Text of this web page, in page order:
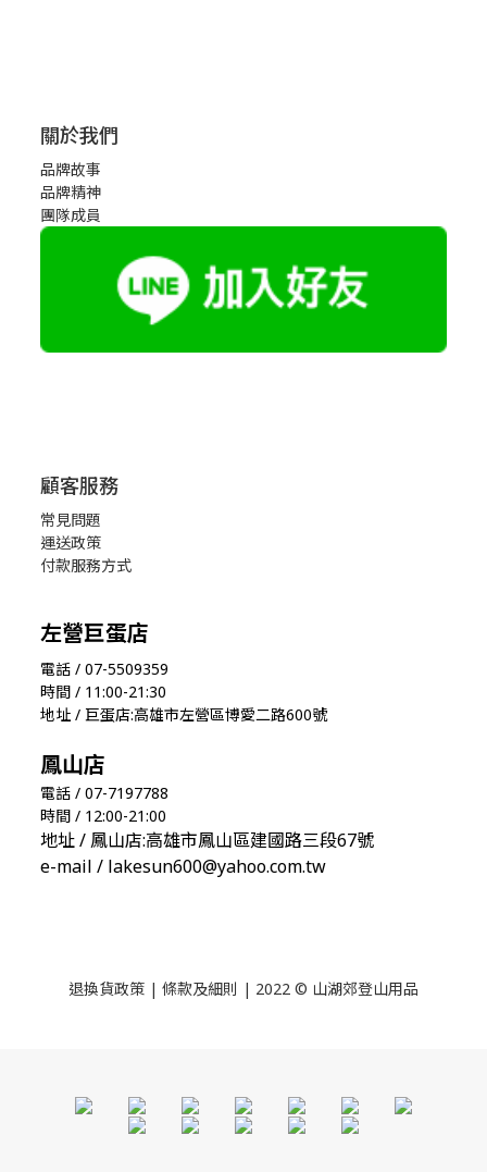
關於我們
品牌故事
品牌精神
團隊成員
顧客服務
常見問題
運送政策
付款服務方式
左營巨蛋店
電話 / 07-5509359
時間 / 11:00-21:30
地址 / 巨蛋店:高雄市左營區博愛二路600號
鳳山店
電話 / 07-7197788
時間 / 12:00-21:00
地址 / 鳳山店:高雄市鳳山區建國路三段67號
e-mail / lakesun600@yahoo.com.tw
退換貨政策 | 條款及細則 | 2022 © 山湖郊登山用品